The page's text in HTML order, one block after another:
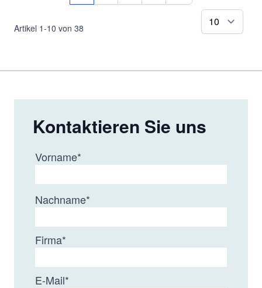
Artikel 1-10 von 38
Kontaktieren Sie uns
Vorname*
Nachname*
Firma*
E-Mail*